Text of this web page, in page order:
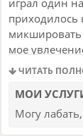
играл один
приходилось
микшировать
мое
друзей-
видом
менее, это
ЧИТАТЬ
МОИ
Могу